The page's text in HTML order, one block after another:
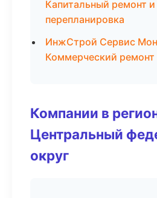
Капитальный ремонт и
перепланировка
ИнжСтрой Сервис
Коммерческий ремонт
Компании в
Центральный
округ